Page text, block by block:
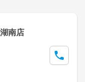
南店